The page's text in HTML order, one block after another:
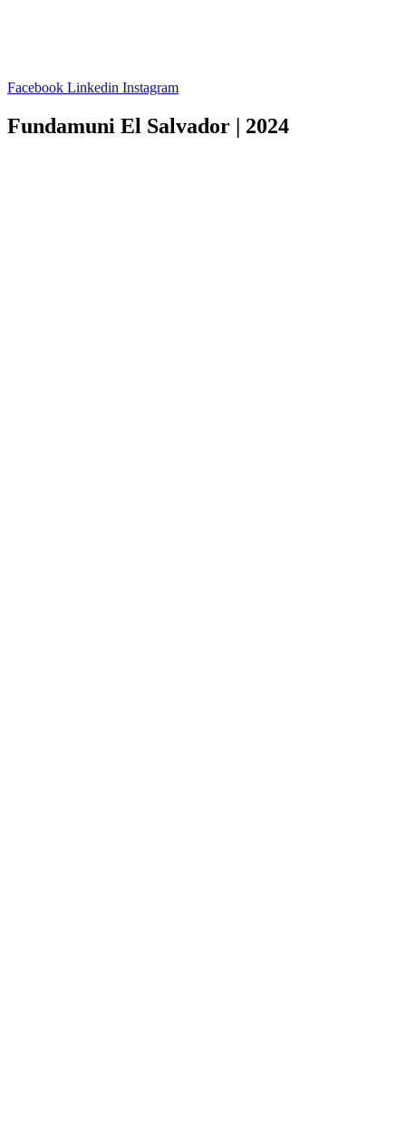
Facebook Linkedin Instagram
Fundamuni El Salvador | 2024